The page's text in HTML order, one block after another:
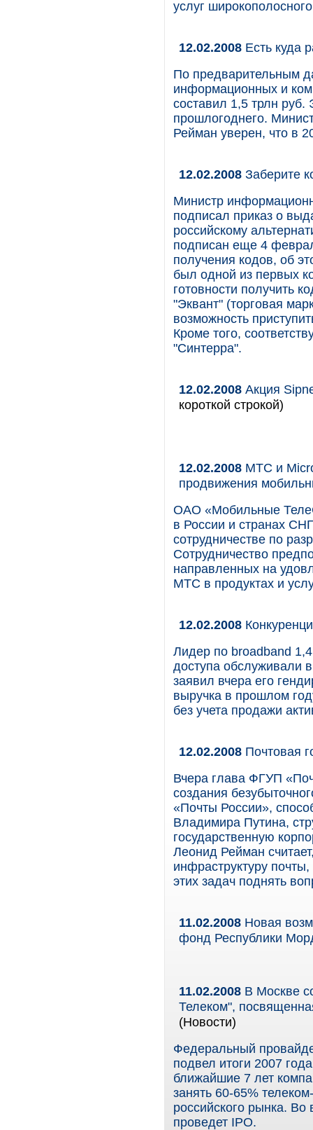
услуг
12.02.2008 Есть куда
По предварительным
информационных и
составил 1,5 трлн руб.
прошлогоднего.
Рейман уверен, что в
12.02.2008 Заберите
Министр
подписал приказ о
российскому
подписан еще 4
получения кодов, об
был одной из первых
готовности получить
"Эквант" (торговая
возможность
Кроме того,
"Синтерра".
12.02.2008 Акция
короткой строкой)
12.02.2008 МТС и
продвижения
ОАО «Мобильные
в России и странах
сотрудничестве по
Сотрудничество
направленных на
МТС в продуктах и
12.02.2008
Лидер по broadband
доступа обслуживали
заявил вчера его
выручка в прошлом
без учета продажи
12.02.2008 Почтовая
Вчера глава ФГУП
создания
«Почты России»,
Владимира Путина,
государственную
Леонид Рейман
инфраструктуру
этих задач поднять
11.02.2008 Новая
фонд Республики
11.02.2008 В Москве
Телеком",
(Новости)
Федеральный
подвел итоги 2007
ближайшие 7 лет
занять 60-65%
российского рынка.
проведет IPO.